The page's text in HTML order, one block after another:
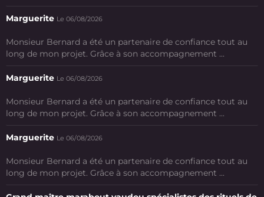
Marguerite Le 06/08/2026
Monsieur Bernard a été un partenaire de confiance tout au
long de mon projet. Grâce à son accompagnement ...
Marguerite Le 06/08/2026
Monsieur Bernard a été un partenaire de confiance tout au
long de mon projet. Grâce à son accompagnement ...
Marguerite Le 06/08/2026
Monsieur Bernard a été un partenaire de confiance tout au
long de mon projet. Grâce à son accompagnement ...